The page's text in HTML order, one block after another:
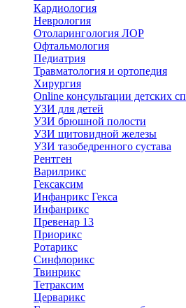
Кардиология
Неврология
Отоларингология ЛОР
Офтальмология
Педиатрия
Травматология и ортопедия
Хирургия
Online консультации детских
УЗИ для детей
УЗИ брюшной полости
УЗИ щитовидной железы
УЗИ тазобедренного сустава
Рентген
Варилрикс
Гексаксим
Инфанрикс Гекса
Инфанрикс
Превенар 13
Приорикс
Ротарикс
Синфлорикс
Твинрикс
Тетраксим
Церварикс